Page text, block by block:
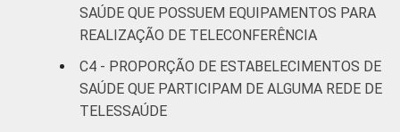
Base: 81.921 estabelecimentos de saúde
que declararam ter utilizado Internet nos
últimos 12 meses em relação ao momento
da entrevista. Respostas estimuladas. Cada
item apresentado se refere apenas aos
SAÚDE QUE POSSUEM EQUIPAMENTOS PARA
REALIZAÇÃO DE TELECONFERÊNCIA
C4 - PROPORÇÃO DE ESTABELECIMENTOS DE
SAÚDE QUE PARTICIPAM DE ALGUMA REDE DE
TELESSAÚDE